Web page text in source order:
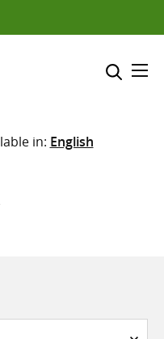
l’emplacement
in: English